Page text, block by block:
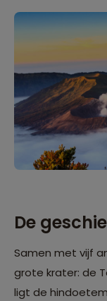
De
Samen met vijf
grote krater: de
ligt de